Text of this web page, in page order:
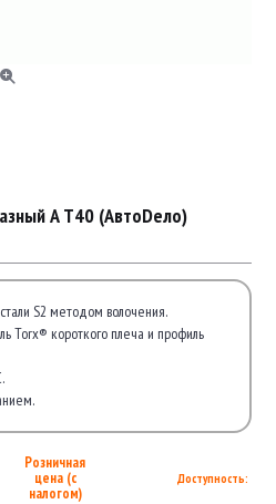
A Т40 (АвтоDело)
S2 методом волочения.
Torx® короткого плеча и профиль
Розничная
цена (с
налогом)
Доступность: